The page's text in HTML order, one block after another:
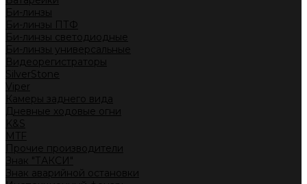
Би-линзы
Би-линзы ПТФ
Би-линзы светодиодные
Би-линзы универсальные
Видеорегистраторы
SilverStone
Viper
Камеры заднего вида
Дневные ходовые огни
K&S
MTF
Прочие производители
Знак "ТАКСИ"
Знак аварийной остановки